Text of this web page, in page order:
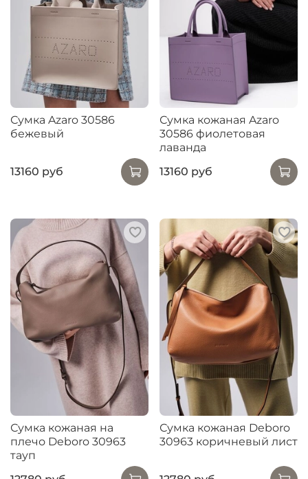
Сумка Azaro 30586
бежевый
13160 руб
Сумка кожаная Azaro
30586 фиолетовая
лаванда
13160 руб
Сумка кожаная на
плечо Deboro 30963
тауп
Сумка кожаная Deboro
30963 коричневый лист